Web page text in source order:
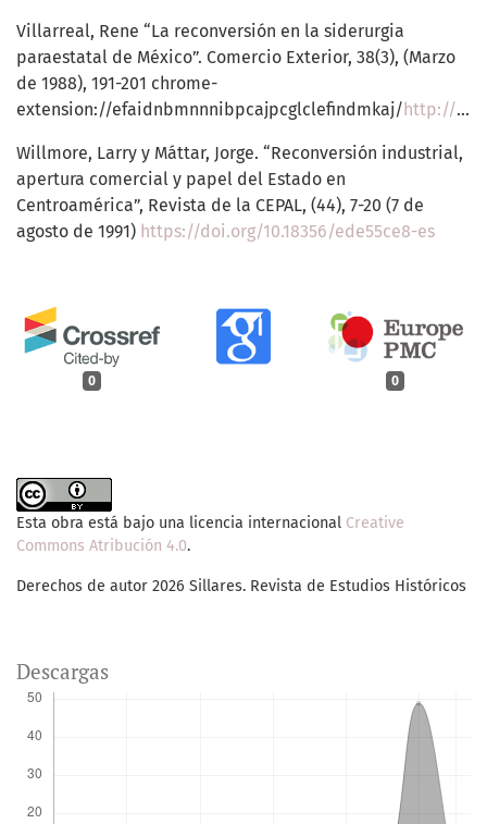
0 0
Villarreal, Rene “La reconversión en la siderurgia
paraestatal de México”. Comercio Exterior, 38(3), (Marzo
de 1988), 191-201 chrome-
extension://efaidnbmnnnibpcajpcglclefindmkaj/ http://revistas.bancomext.gob.mx/rce/magazines/184/1/RCE1.pdf
Willmore, Larry y Máttar, Jorge. “Reconversión industrial,
apertura comercial y papel del Estado en
Centroamérica”, Revista de la CEPAL, (44), 7-20 (7 de
agosto de 1991) https://doi.org/10.18356/ede55ce8-es
Esta obra está bajo una licencia internacional Creative
Commons Atribución 4.0.
Derechos de autor 2026 Sillares. Revista de Estudios Históricos
Descargas